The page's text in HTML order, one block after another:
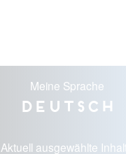
Meine Sprache
Deutsch
Aktuell ausgewählte